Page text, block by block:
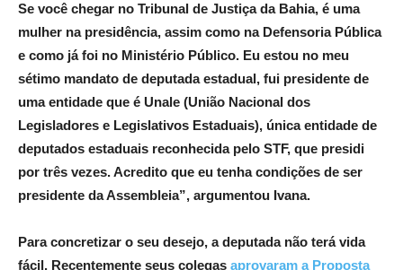
Se você chegar no Tribunal de Justiça da Bahia, é uma
mulher na presidência, assim como na Defensoria Pública
e como já foi no Ministério Público. Eu estou no meu
sétimo mandato de deputada estadual, fui presidente de
uma entidade que é Unale (União Nacional dos
Legisladores e Legislativos Estaduais), única entidade de
deputados estaduais reconhecida pelo STF, que presidi
por três vezes. Acredito que eu tenha condições de ser
presidente da Assembleia”, argumentou Ivana.
Para concretizar o seu desejo, a deputada não terá vida
fácil. Recentemente seus colegas aprovaram a Proposta